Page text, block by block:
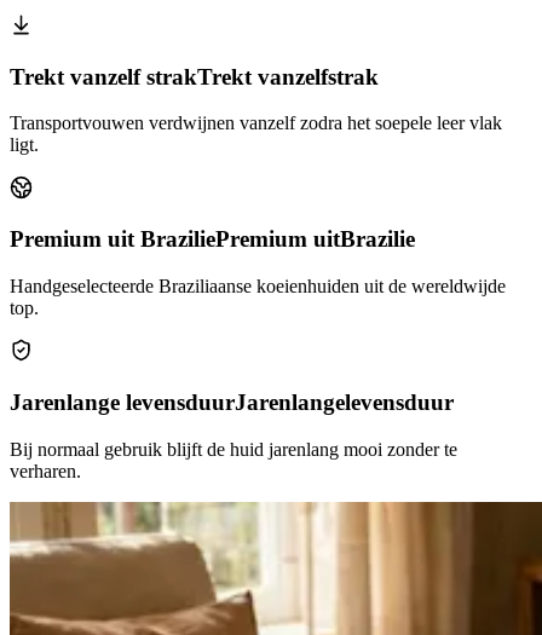
Trekt vanzelf strakTrekt vanzelfstrak
Transportvouwen verdwijnen vanzelf zodra het soepele leer vlak
ligt.
Premium uit BraziliePremium uitBrazilie
Handgeselecteerde Braziliaanse koeienhuiden uit de wereldwijde
top.
Jarenlange levensduurJarenlangelevensduur
Bij normaal gebruik blijft de huid jarenlang mooi zonder te
verharen.